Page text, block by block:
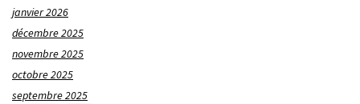
janvier 2026
décembre 2025
novembre 2025
octobre 2025
septembre 2025